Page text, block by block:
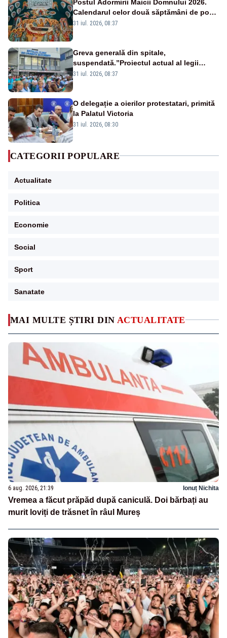
MAI MULTE ȘTIRI DIN ACTUALITATE
6 aug. 2026, 21:39 Ionuț Nichita
Vremea a făcut prăpăd după caniculă. Doi bărbați au
murit loviți de trăsnet în râul Mureș
Postul Adormirii Maicii Domnului 2026.
Calendarul celor două săptămâni de post
și zilele cu dezlegare la pește
31 iul. 2026, 08:37
Greva generală din spitale,
suspendată.”Proiectul actual al legii
salarizării nu mai există pentru noi”
31 iul. 2026, 08:37
O delegație a oierilor protestatari, primită
la Palatul Victoria
31 iul. 2026, 08:30
CATEGORII POPULARE
Actualitate
Politica
Economie
Social
Sport
Sanatate